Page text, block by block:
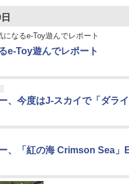
になるe-Toy遊んでレポート
e-Toy遊んでレポート
、今度はJ-スカイで「ダラ
、「紅の海 Crimson Sea」